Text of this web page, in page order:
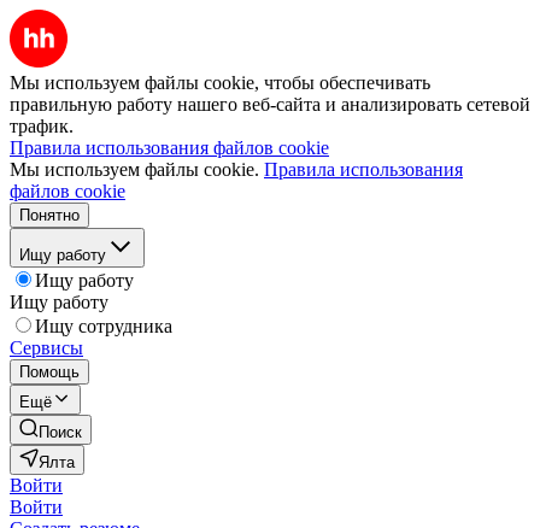
Мы используем файлы cookie, чтобы обеспечивать
правильную работу нашего веб-сайта и анализировать сетевой
трафик.
Правила использования файлов cookie
Мы используем файлы cookie. Правила использования
файлов cookie
Понятно
Ищу работу
Ищу работу
Ищу работу
Ищу сотрудника
Сервисы
Помощь
Ещё
Поиск
Ялта
Войти
Войти